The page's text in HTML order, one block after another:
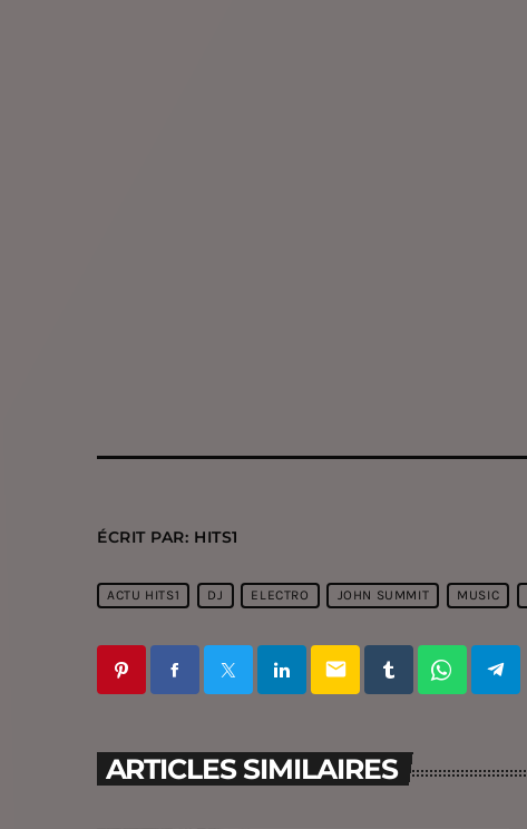
ÉCRIT PAR: HITS1
ACTU HITS1 DJ ELECTRO JOHN SUMMIT MUSIC
email
ARTICLES SIMILAIRES